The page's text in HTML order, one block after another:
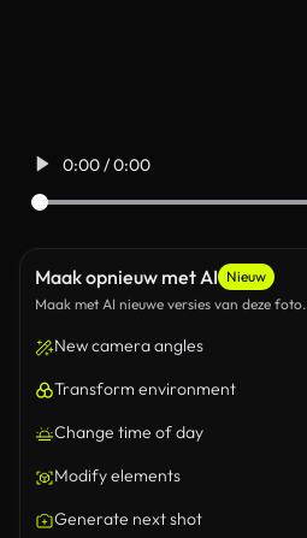
0:00 / 0:00
Maak opnieuw met AI Nieuw
Maak met AI nieuwe versies van deze foto.
New camera angles
Transform environment
Change time of day
Modify elements
Generate next shot